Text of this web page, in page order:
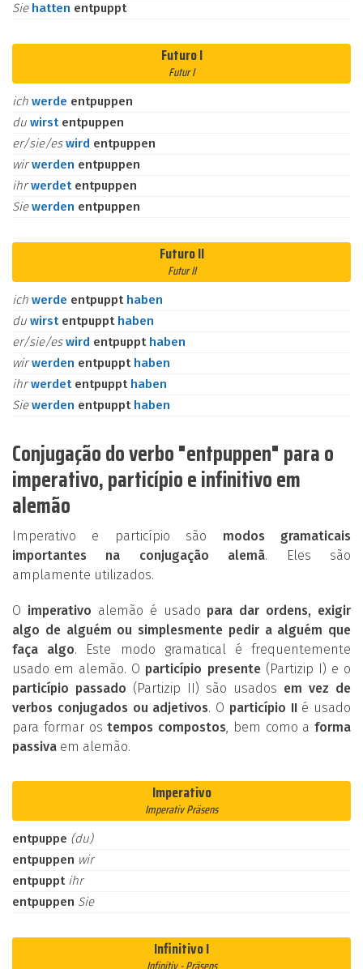
Sie hatten entpuppt
Futuro I
Futur I
ich werde entpuppen
du wirst entpuppen
er/sie/eswird entpuppen
wirwerden entpuppen
ihrwerdet entpuppen
Siewerden entpuppen
Futuro II
Futur II
ich werde entpuppt haben
du wirst entpuppt haben
er/sie/eswird entpuppt haben
wirwerden entpuppt haben
ihrwerdet entpuppt haben
Siewerden entpuppt haben
Conjugação do verbo "entpuppen" para o
imperativo, particípio e infinitivo em
alemão
Imperativo e particípio são modos gramaticais
importantes na conjugação alemã. Eles são
amplamente utilizados.
O imperativo alemão é usado para dar ordens, exigir
algo de alguém ou simplesmente pedir a alguém que
faça algo. Este modo gramatical é frequentemente
usado em alemão. O particípio presente(Partizip I) e o
particípio passado (Partizip II) são usados em vez de
verbos conjugados ou adjetivos. O particípio IIé usado
para formar ostempos compostos, bem como a forma
passiva em alemão.
Imperativo
Imperativ Präsens
entpuppe (du)
entpuppen wir
entpuppt ihr
entpuppen Sie
Infinitivo I